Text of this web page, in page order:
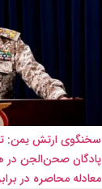
سخنگوی ارتش یمن:
پادگان صحن‌الجن در
معادله محاصره در